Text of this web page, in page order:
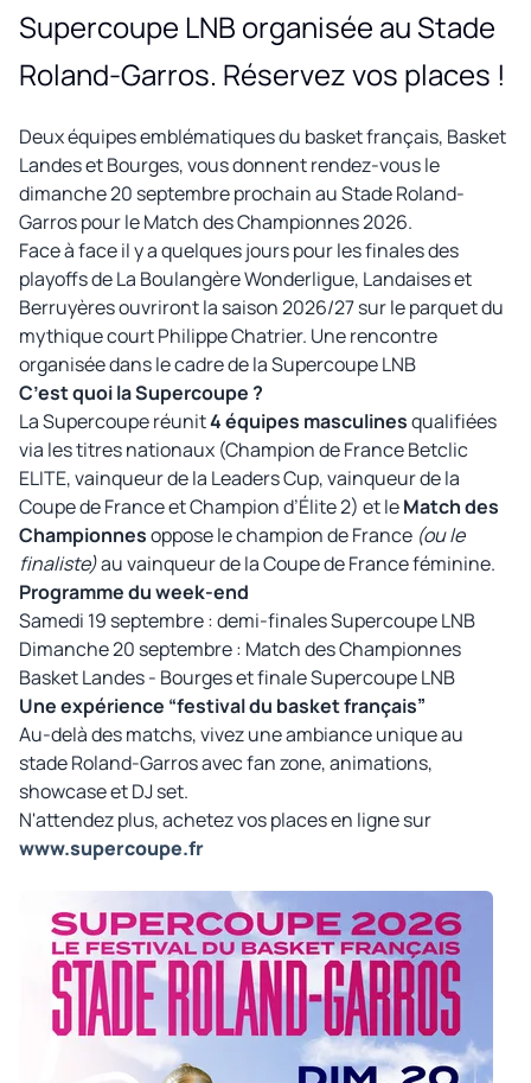
Supercoupe LNB organisée au Stade
Roland-Garros. Réservez vos places !
Deux équipes emblématiques du basket français, Basket
Landes et Bourges, vous donnent rendez-vous le
dimanche 20 septembre prochain au Stade Roland-
Garros pour le Match des Championnes 2026.
Face à face il y a quelques jours pour les finales des
playoffs de La Boulangère Wonderligue, Landaises et
Berruyères ouvriront la saison 2026/27 sur le parquet du
mythique court Philippe Chatrier. Une rencontre
organisée dans le cadre de la Supercoupe LNB
C’est quoi la Supercoupe ?
La Supercoupe réunit4 équipes masculinesqualifiées
via les titres nationaux (Champion de France Betclic
ELITE, vainqueur de la Leaders Cup, vainqueur de la
Coupe de France et Champion d’Élite 2) et leMatch des
Championnesoppose le champion de France (ou le
finaliste)au vainqueur de la Coupe de France féminine.
Programme du week-end
Samedi 19 septembre : demi-finales Supercoupe LNB
Dimanche 20 septembre : Match des Championnes
Basket Landes - Bourges et finale Supercoupe LNB
Une expérience “festival du basket français”
Au-delà des matchs, vivez une ambiance unique au
stade Roland-Garros avec fan zone, animations,
showcase et DJ set.
N'attendez plus, achetez vos places en ligne sur
www.supercoupe.fr